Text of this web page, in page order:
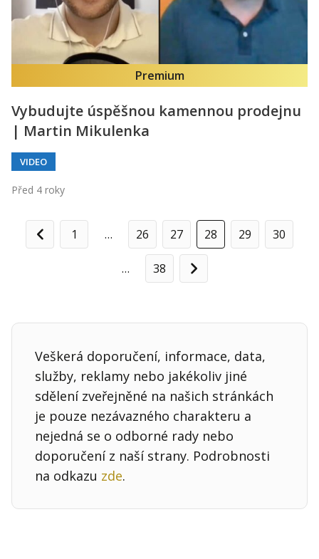
Premium
Vybudujte úspěšnou kamennou prodejnu
| Martin Mikulenka
VIDEO
Před 4 roky
Předchozí
1 … 26 27 28 29 30
… 38
Další
Veškerá doporučení, informace, data,
služby, reklamy nebo jakékoliv jiné
sdělení zveřejněné na našich stránkách
je pouze nezávazného charakteru a
nejedná se o odborné rady nebo
doporučení z naší strany. Podrobnosti
na odkazu zde.